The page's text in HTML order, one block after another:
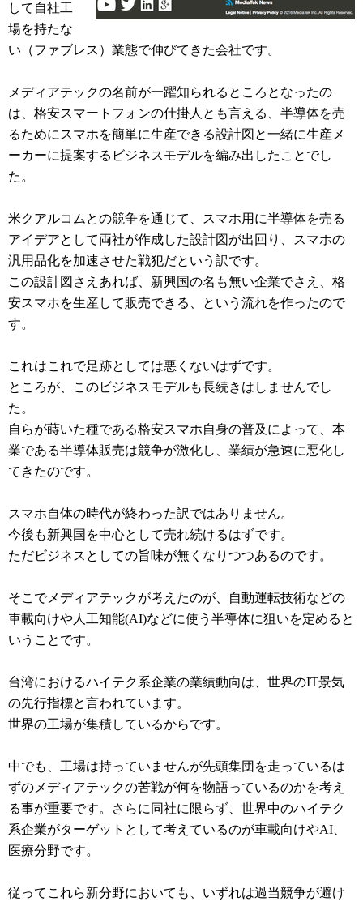
して自社工
場を持たな
い（ファブレス）業態で伸びてきた会社です。
メディアテックの名前が一躍知られるところとなったの
は、格安スマートフォンの仕掛人とも言える、半導体を売
るためにスマホを簡単に生産できる設計図と一緒に生産メ
ーカーに提案するビジネスモデルを編み出したことでし
た。
米クアルコムとの競争を通じて、スマホ用に半導体を売る
アイデアとして両社が作成した設計図が出回り、スマホの
汎用品化を加速させた戦犯だという訳です。
この設計図さえあれば、新興国の名も無い企業でさえ、格
安スマホを生産して販売できる、という流れを作ったので
す。
これはこれで足跡としては悪くないはずです。
ところが、このビジネスモデルも長続きはしませんでし
た。
自らが蒔いた種である格安スマホ自身の普及によって、本
業である半導体販売は競争が激化し、業績が急速に悪化し
てきたのです。
スマホ自体の時代が終わった訳ではありません。
今後も新興国を中心として売れ続けるはずです。
ただビジネスとしての旨味が無くなりつつあるのです。
そこでメディアテックが考えたのが、自動運転技術などの
車載向けや人工知能(AI)などに使う半導体に狙いを定めると
いうことです。
台湾におけるハイテク系企業の業績動向は、世界のIT景気
の先行指標と言われています。
世界の工場が集積しているからです。
中でも、工場は持っていませんが先頭集団を走っているは
ずのメディアテックの苦戦が何を物語っているのかを考え
る事が重要です。さらに同社に限らず、世界中のハイテク
系企業がターゲットとして考えているのが車載向けやAI、
医療分野です。
従ってこれら新分野においても、いずれは過当競争が避け